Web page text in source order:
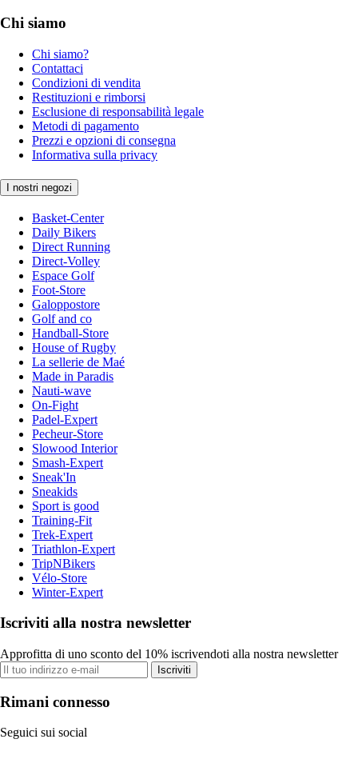
Chi siamo
Chi siamo?
Contattaci
Condizioni di vendita
Restituzioni e rimborsi
Esclusione di responsabilità legale
Metodi di pagamento
Prezzi e opzioni di consegna
Informativa sulla privacy
I nostri negozi
Basket-Center
Daily Bikers
Direct Running
Direct-Volley
Espace Golf
Foot-Store
Galoppostore
Golf and co
Handball-Store
House of Rugby
La sellerie de Maé
Made in Paradis
Nauti-wave
On-Fight
Padel-Expert
Pecheur-Store
Slowood Interior
Smash-Expert
Sneak'In
Sneakids
Sport is good
Training-Fit
Trek-Expert
Triathlon-Expert
TripNBikers
Vélo-Store
Winter-Expert
Iscriviti alla nostra newsletter
Approfitta di uno sconto del 10% iscrivendoti alla nostra newsletter
Iscriviti
Rimani connesso
Seguici sui social